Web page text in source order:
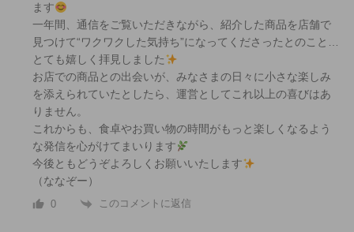
ます
一年間、通信をご覧いただきながら、紹介した商品を店舗で
見つけて“ワクワクした気持ち”になってくださったとのこと…
とても嬉しく拝見しました
お店での商品との出会いが、みなさまの日々に小さな楽しみ
を添えられていたとしたら、運営としてこれ以上の喜びはあ
りません。
これからも、食卓やお買い物の時間がもっと楽しくなるよう
な発信を心がけてまいります
今後ともどうぞよろしくお願いいたします
（ななぞー）
0 このコメントに返信